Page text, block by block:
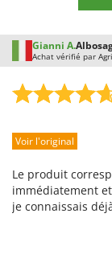
Gianni A.
Achat vérifié par
Prestations
Qualité / Prix
Facilité de montage
Voir l'original
Le produit
immédiatement
je connaissais